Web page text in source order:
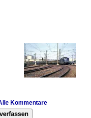
Kommentare